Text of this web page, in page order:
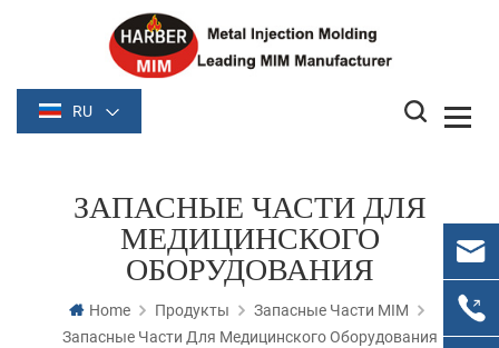
RU
ЗАПАСНЫЕ ЧАСТИ ДЛЯ
МЕДИЦИНСКОГО
ОБОРУДОВАНИЯ
Home Продукты
Запасные Части MIM
Запасные Части Для Медицинского Оборудования